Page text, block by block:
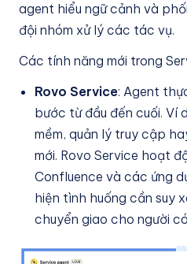
agent hiểu ngữ cảnh và
đội nhóm xử lý các tác vụ.
Các tính năng mới trong
Rovo Service: Agent
bước từ đầu đến cuối. Ví
mềm, quản lý truy cập
mới. Rovo Service hoạt
Confluence và các ứng
hiện tình huống cần suy
chuyển giao cho người